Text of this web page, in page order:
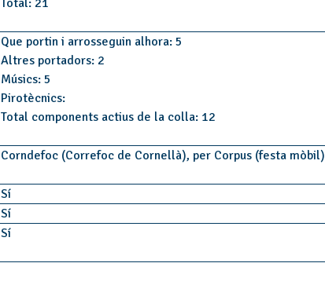
Total: 21
Que portin i arrosseguin alhora: 5
Altres portadors: 2
Músics: 5
Pirotècnics:
Total components actius de la colla: 12
Corndefoc (Correfoc de Cornellà), per Corpus (festa mòbil)
Sí
Sí
Sí